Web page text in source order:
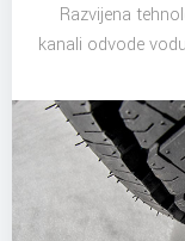
Razvijena
kanali odvode